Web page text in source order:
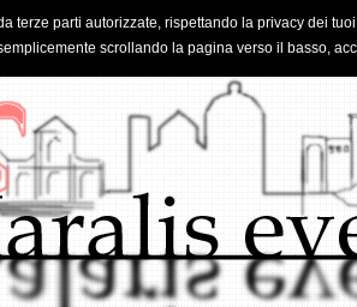
parti autorizzate, rispettando la privacy dei
scrollando la pagina verso il basso,